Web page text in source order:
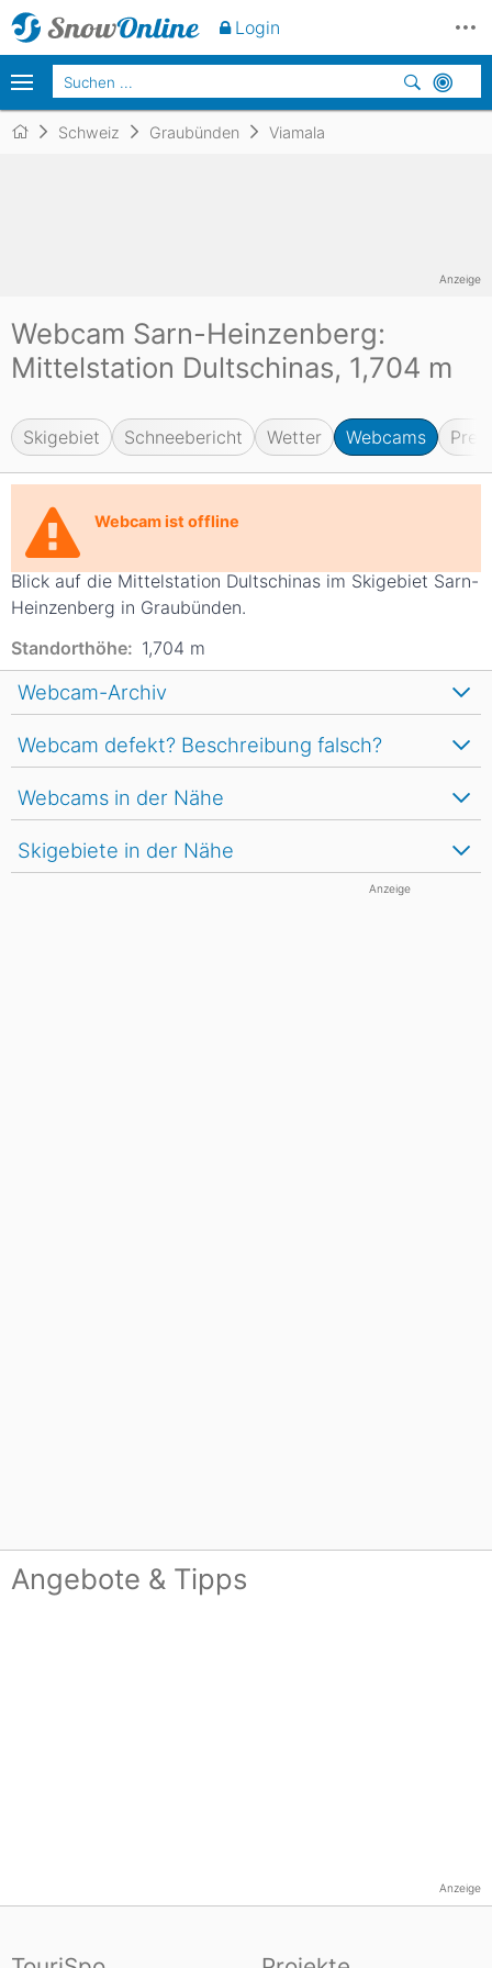
Schweiz Graubünden Viamala
Webcam Sarn-Heinzenberg:
Mittelstation Dultschinas, 1,704 m
Skigebiet Schneebericht Wetter Webcams
Webcam ist offline
Blick auf die Mittelstation Dultschinas im Skigebiet Sarn-
Heinzenberg in Graubünden.
Standorthöhe: 1,704 m
Webcam-Archiv
Anzeige
Webcam defekt? Beschreibung falsch?
Webcams in der Nähe
Skigebiete in der Nähe
Anzeige
Angebote & Tipps
Anzeige
Login